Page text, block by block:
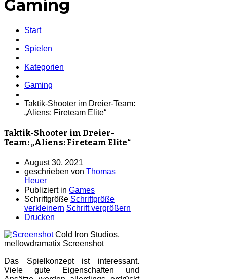
Gaming
Start
Spielen
Kategorien
Gaming
Taktik-Shooter im Dreier-Team:
„Aliens: Fireteam Elite“
Taktik-Shooter im Dreier-
Team: „Aliens: Fireteam Elite“
August 30, 2021
geschrieben von Thomas
Heuer
Publiziert in Games
Schriftgröße Schriftgröße
verkleinern Schrift vergrößern
Drucken
Cold Iron Studios,
mellowdramatix Screenshot
Das Spielkonzept ist interessant.
Viele gute Eigenschaften und